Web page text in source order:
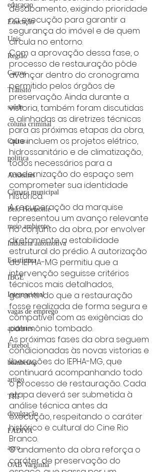
educaçao
Educação
Unis
Região
Carros
Trânsito
saúde
coluna criminal
Cultura
politica
Acidentes
Câmara municipal
Belo Horizonte
meio ambiente
Industria automotiva
Estatística
IBGE
Internacional
vagas de emprego
acidentes
Futebol
bombeiros
artigo
TRT
divulgação
FADIVA
agro
OAB Varginha
desabamento, exigindo prioridade
na execução para garantir a
segurança do imóvel e de quem
circula no entorno.
Com a aprovação dessa fase, o
processo de restauração pôde
avançar dentro do cronograma
permitido pelos órgãos de
preservação. Ainda durante a
vistoria, também foram discutidas
e alinhadas as diretrizes técnicas
para as próximas etapas da obra,
que incluem os projetos elétrico,
hidrossanitário e de climatização,
todos necessários para a
modernização do espaço sem
comprometer sua identidade
histórica.
A recuperação da marquise
representou um avanço relevante
no conjunto da obra, por envolver
diretamente a estabilidade
estrutural do prédio. A autorização
do IEPHA-MG permitiu que a
intervenção seguisse critérios
técnicos mais detalhados,
garantindo que a restauração
fosse realizada de forma segura e
compatível com as exigências do
patrimônio tombado.
As próximas fases da obra seguem
condicionadas às novas vistorias e
liberações do IEPHA-MG, que
continuará acompanhando todo
o processo de restauração. Cada
etapa deverá ser submetida à
análise técnica antes da
execução, respeitando o caráter
histórico e cultural do Cine Rio
Branco.
O andamento da obra reforça o
caráter de preservação do